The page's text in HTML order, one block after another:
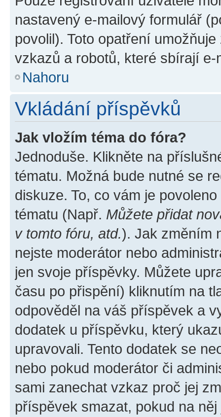
nastavený e-mailový formulář
povolil). Toto opatření
vzkazů a robotů, které sbírají e-
Nahoru
Vkládání příspěvků
Jak vložím téma do fóra?
Jednoduše. Klikněte na
tématu. Možná bude nutné se
diskuze. To, co vám je
tématu (Např. Můžete přidat
v tomto fóru, atd.). Jak změním
nejste moderátor nebo
jen svoje příspěvky. Můžete
času po přispění) kliknutím na
odpověděl na váš příspěvek a
dodatek u příspěvku, který
upravovali. Tento dodatek se
nebo pokud moderátor či
sami zanechat vzkaz proč jej
příspěvek smazat, pokud na